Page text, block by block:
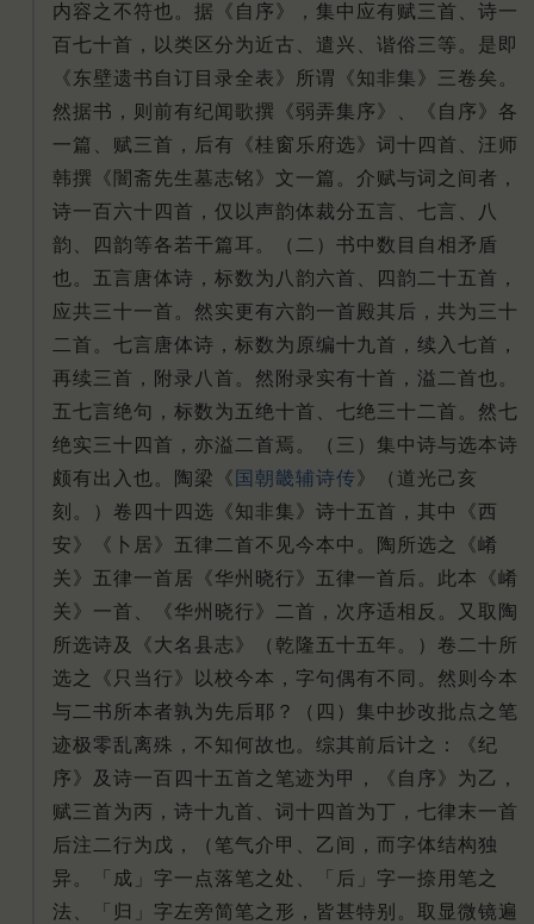
内容之不符也。据《自序》，集中应有赋三首、诗一
百七十首，以类区分为近古、遣兴、谐俗三等。是即
《东壁遗书自订目录全表》所谓《知非集》三卷矣。
然据书，则前有纪闻歌撰《弱弄集序》、《自序》各
一篇、赋三首，后有《桂窗乐府选》词十四首、汪师
韩撰《闇斋先生墓志铭》文一篇。介赋与词之间者，
诗一百六十四首，仅以声韵体裁分五言、七言、八
韵、四韵等各若干篇耳。（二）书中数目自相矛盾
也。五言唐体诗，标数为八韵六首、四韵二十五首，
应共三十一首。然实更有六韵一首殿其后，共为三十
二首。七言唐体诗，标数为原编十九首，续入七首，
再续三首，附录八首。然附录实有十首，溢二首也。
五七言绝句，标数为五绝十首、七绝三十二首。然七
绝实三十四首，亦溢二首焉。（三）集中诗与选本诗
颇有出入也。陶梁《 国朝畿辅诗传》（道光己亥
刻。）卷四十四选《知非集》诗十五首，其中《西
安》《卜居》五律二首不见今本中。陶所选之《崤
关》五律一首居《华州晓行》五律一首后。此本《崤
关》一首、《华州晓行》二首，次序适相反。又取陶
所选诗及《大名县志》（乾隆五十五年。）卷二十所
选之《只当行》以校今本，字句偶有不同。然则今本
与二书所本者孰为先后耶？（四）集中抄改批点之笔
迹极零乱离殊，不知何故也。综其前后计之：《纪
序》及诗一百四十五首之笔迹为甲，《自序》为乙，
赋三首为丙，诗十九首、词十四首为丁，七律末一首
后注二行为戊，（笔气介甲、乙间，而字体结构独
异。「成」字一点落笔之处、「后」字一捺用笔之
法、「归」字左旁简笔之形，皆甚特别。取显微镜遍